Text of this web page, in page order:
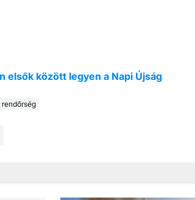
elsők között legyen a Napi Újság
rendőrség